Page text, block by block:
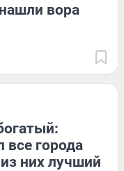
вора
все города
них лучший